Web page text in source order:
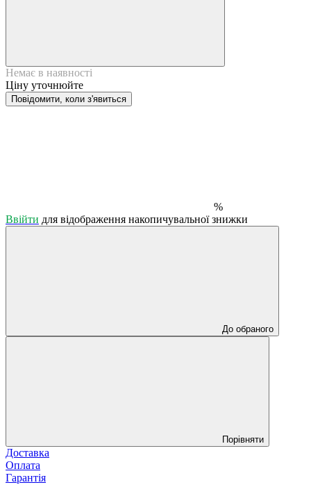
Немає в наявності
Ціну уточнюйте
Повідомити, коли з'явиться
%
Ввійти для відображення накопичувальної знижки
До обраного
Порівняти
Доставка
Оплата
Гарантія